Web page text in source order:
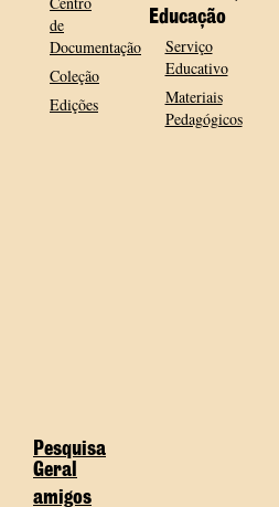
de
Documentação
Coleção
Edições
Educação
Serviço
Educativo
Materiais
Pedagógicos
Pesquisa
Geral
amigos